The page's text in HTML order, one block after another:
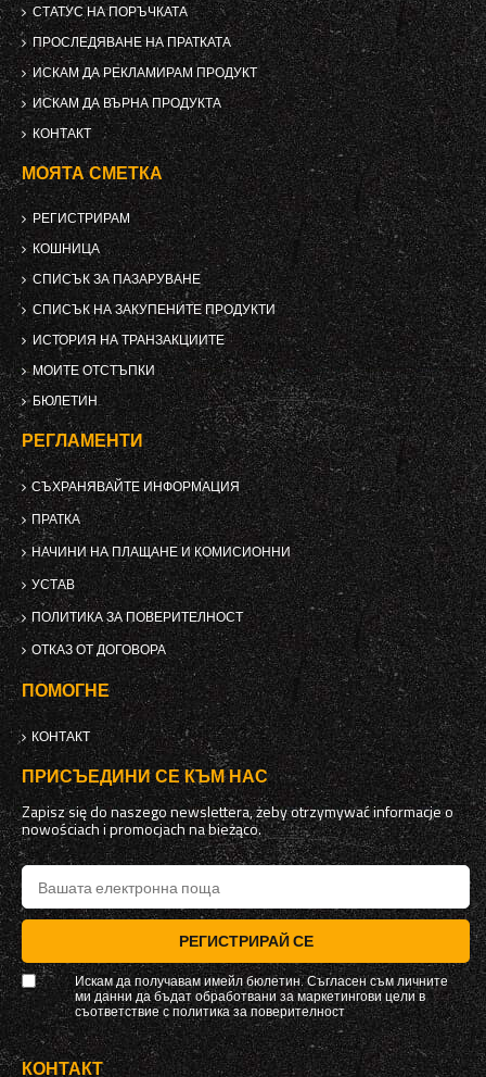
СТАТУС НА ПОРЪЧКАТА
ПРОСЛЕДЯВАНЕ НА ПРАТКАТА
ИСКАМ ДА РЕКЛАМИРАМ ПРОДУКТ
ИСКАМ ДА ВЪРНА ПРОДУКТА
КОНТАКТ
МОЯТА СМЕТКА
РЕГИСТРИРАМ
КОШНИЦА
СПИСЪК ЗА ПАЗАРУВАНЕ
СПИСЪК НА ЗАКУПЕНИТЕ ПРОДУКТИ
ИСТОРИЯ НА ТРАНЗАКЦИИТЕ
МОИТЕ ОТСТЪПКИ
БЮЛЕТИН
РЕГЛАМЕНТИ
СЪХРАНЯВАЙТЕ ИНФОРМАЦИЯ
ПРАТКА
НАЧИНИ НА ПЛАЩАНЕ И КОМИСИОННИ
УСТАВ
ПОЛИТИКА ЗА ПОВЕРИТЕЛНОСТ
ОТКАЗ ОТ ДОГОВОРА
ПОМОГНЕ
КОНТАКТ
ПРИСЪЕДИНИ СЕ КЪМ НАС
Zapisz się do naszego newslettera, żeby otrzymywać informacje o
nowościach i promocjach na bieżąco.
РЕГИСТРИРАЙ СЕ
Искам да получавам имейл бюлетин. Съгласен съм личните
ми данни да бъдат обработвани за маркетингови цели в
съответствие сполитика за поверителност
КОНТАКТ